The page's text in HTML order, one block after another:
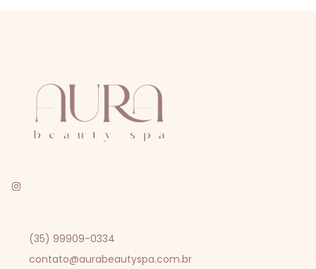
(35) 99909-0334
contato@aurabeautyspa.com.br